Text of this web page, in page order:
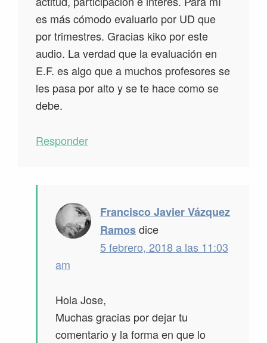
es más cómodo evaluarlo por UD que
por trimestres. Gracias kiko por este
audio. La verdad que la evaluación en
E.F. es algo que a muchos profesores se
les pasa por alto y se te hace como se
debe.
Responder
Francisco Javier Vázquez
Ramosdice
5 febrero, 2018 a las 11:03
am
Hola Jose,
Muchas gracias por dejar tu
comentario y la forma en que lo